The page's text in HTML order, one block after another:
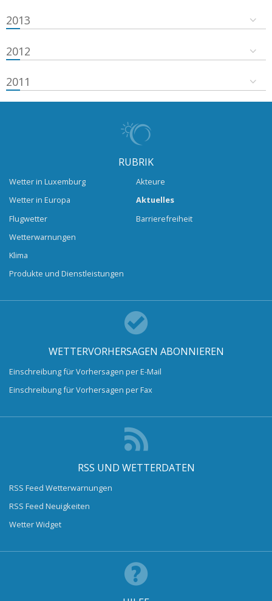
2013
2012
2011
RUBRIK
Wetter in Luxemburg
Wetter in Europa
Flugwetter
Wetterwarnungen
Klima
Produkte und Dienstleistungen
Akteure
Aktuelles
Barrierefreiheit
WETTERVORHERSAGEN ABONNIEREN
Einschreibung für Vorhersagen per E-Mail
Einschreibung für Vorhersagen per Fax
RSS UND WETTERDATEN
RSS Feed Wetterwarnungen
RSS Feed Neuigkeiten
Wetter Widget